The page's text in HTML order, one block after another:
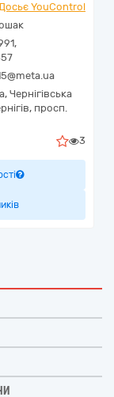
YouControl
, Чернігівська
просп.
3